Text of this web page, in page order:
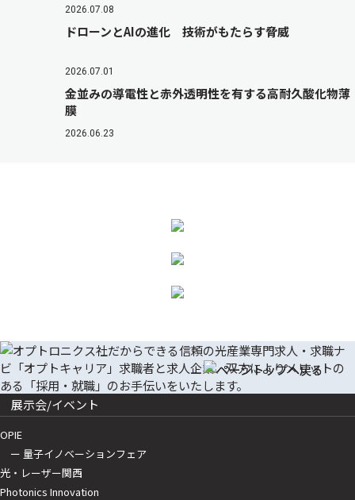
2026.07.08
ドローンとAIの進化 技術がもたらす脅威
2026.07.01
金並みの導電性と赤外透明性を有する高耐久酸化物薄
膜
2026.06.23
展示会/イベント
OPIE
ー 量子イノベーションフェア
光・レーザー関西
Photonics Innovation